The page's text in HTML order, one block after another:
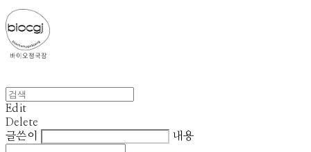
Edit
Delete
글쓴이
내용